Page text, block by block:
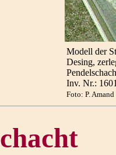
Modell der
Desing,
Inv. Nr.:
Foto: P.